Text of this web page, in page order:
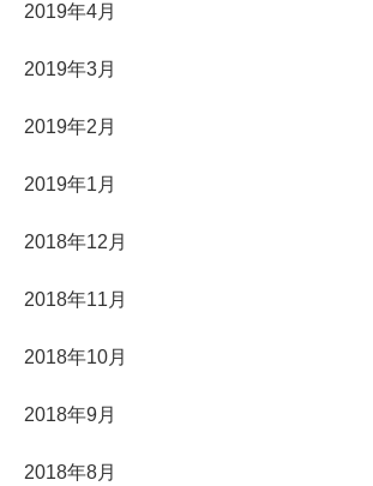
2019年4月
2019年3月
2019年2月
2019年1月
2018年12月
2018年11月
2018年10月
2018年9月
2018年8月